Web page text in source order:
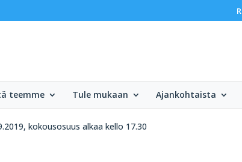
teemme Tule mukaan Ajankohtaista
kokousosuus alkaa kello 17.30